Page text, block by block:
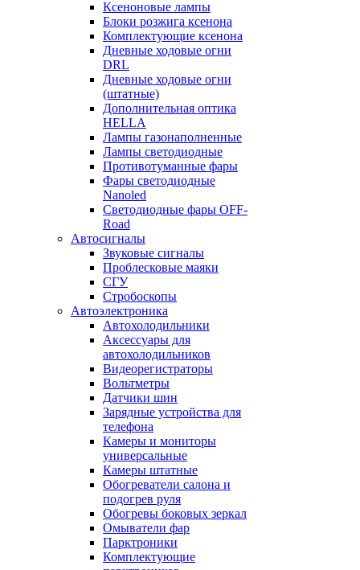
Ксеноновые лампы
Блоки розжига ксенона
Комплектующие ксенона
Дневные ходовые огни
DRL
Дневные ходовые огни
(штатные)
Дополнительная оптика
HELLA
Лампы газонаполненные
Лампы светодиодные
Противотуманные фары
Фары светодиодные
Nanoled
Светодиодные фары OFF-
Road
Автосигналы
Звуковые сигналы
Проблесковые маяки
СГУ
Стробоскопы
Автоэлектроника
Автохолодильники
Аксессуары для
автохолодильников
Видеорегистраторы
Вольтметры
Датчики шин
Зарядные устройства для
телефона
Камеры и мониторы
универсальные
Камеры штатные
Обогреватели салона и
подогрев руля
Обогревы боковых зеркал
Омыватели фар
Парктроники
Комплектующие